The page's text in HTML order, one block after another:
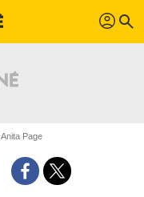
profil search
Anita Page